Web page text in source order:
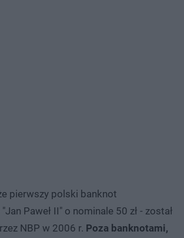
pierwszy polski banknot
Paweł II" o nominale 50 zł - został
NBP w 2006 r. Poza banknotami,